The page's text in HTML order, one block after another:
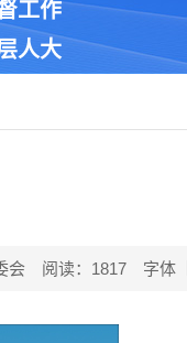
工作
人大
会 阅读： 1817 字体